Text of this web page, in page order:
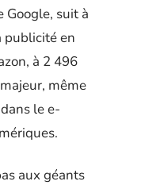
suit à
publicité en
à 2 496
même
le e-
aux géants